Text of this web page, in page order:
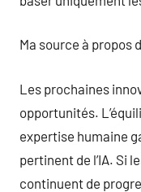
Ma source à propos
Les prochaines
opportunités.
expertise humaine
pertinent de l’IA. Si
continuent de